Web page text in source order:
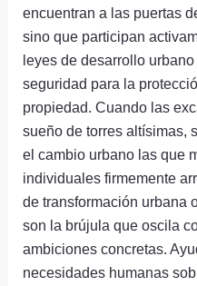
encuentran a las puertas
sino que participan
leyes de desarrollo
seguridad para la
propiedad. Cuando las
sueño de torres altísimas,
el cambio urbano las que
individuales firmemente
de transformación urbana
son la brújula que oscila
ambiciones concretas.
necesidades humanas